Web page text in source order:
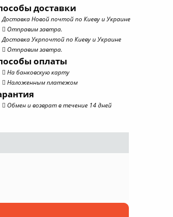
доставки
Доставка Новой почтой по Киеву и Украине
Отправим завтра.
Доставка Укрпочтой по Киеву и Украине
Отправим завтра.
оплаты
На банковскую карту
Наложенным платежом
Обмен и возврат в течение 14 дней